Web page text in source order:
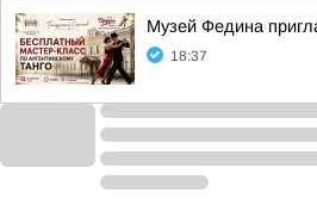
Музей Федина
18:37